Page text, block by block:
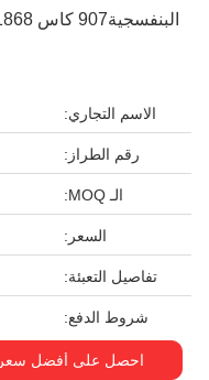
الاسم التجاري:
رقم الطراز:
الـ MOQ:
السعر:
تفاصيل التعبئة:
شروط الدفع:
احصل على أفضل سعر